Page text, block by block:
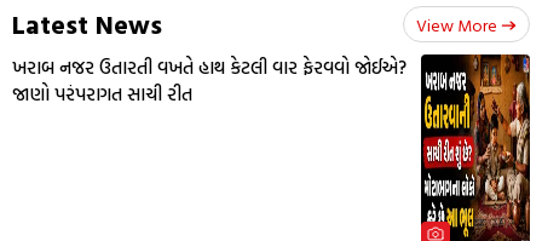
Latest News View More
ખરાબ નજર ઉતારતી વખતે હાથ કેટલી વાર ફેરવવો જોઈએ?
જાણો પરંપરાગત સાચી રીત